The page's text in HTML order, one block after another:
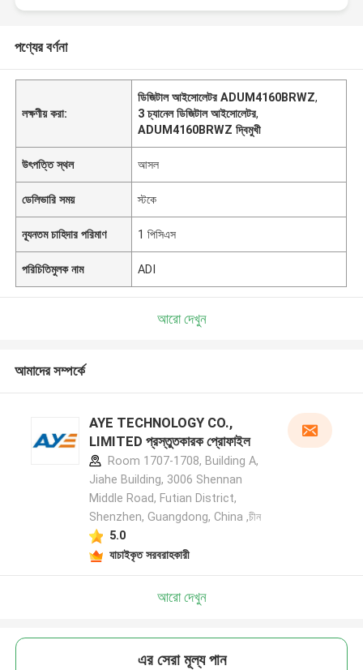
পণ্যের বর্ণনা
লক্ষণীয় করা:
ডিজিটাল আইসোলেটর ADUM4160BRWZ,
3 চ্যানেল ডিজিটাল আইসোলেটর,
ADUM4160BRWZ দ্বিমুখী
উৎপত্তি স্থল আসল
ডেলিভারি সময় স্টকে
ন্যূনতম চাহিদার পরিমাণ 1 পিসিএস
পরিচিতিমুলক নাম ADI
আরো দেখুন
আমাদের সম্পর্কে
AYE TECHNOLOGY CO.,
LIMITED প্রস্তুতকারক প্রোফাইল
Room 1707-1708, Building A,
Jiahe Building, 3006 Shennan
Middle Road, Futian District,
Shenzhen, Guangdong, China ,চীন
5.0
যাচাইকৃত সরবরাহকারী
আরো দেখুন
এর সেরা মূল্য পান